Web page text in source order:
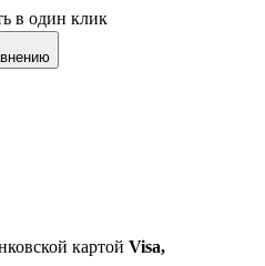
в один клик
картой Visa,